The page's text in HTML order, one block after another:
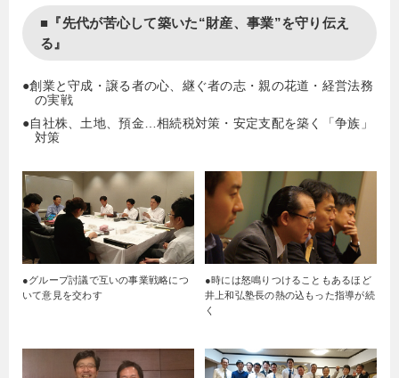
■『先代が苦心して築いた“財産、事業”を守り伝え
る』
●創業と守成・譲る者の心、継ぐ者の志・親の花道・経営法務
の実戦
●自社株、土地、預金…相続税対策・安定支配を築く「争族」
対策
●グループ討議で互いの事業戦略につ
いて意見を交わす
●時には怒鳴りつけることもあるほど
井上和弘塾長の熱の込もった指導が続
く